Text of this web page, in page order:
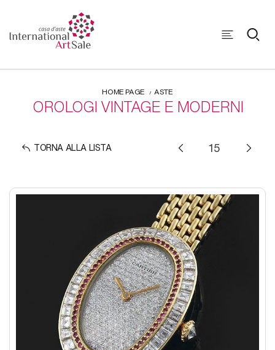
HOME PAGE ASTE
OROLOGI VINTAGE E MODERNI
TORNA ALLA LISTA